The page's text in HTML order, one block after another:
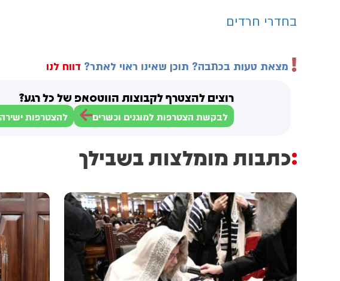
בחדרי חרדים
מצאת טעות בכתבה? תוכן שאינו ראוי לאתר? דווח לנו
רוצים להצטרף לקבוצות הווטסאפ של כל רגע?
לבקשת הצטרפות למוגנים וכשרים להצטרפות
כתבות מומלצות בשבילך